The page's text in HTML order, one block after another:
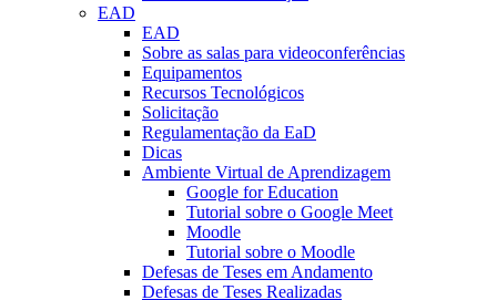
EAD
EAD
Sobre as salas para videoconferências
Equipamentos
Recursos Tecnológicos
Solicitação
Regulamentação da EaD
Dicas
Ambiente Virtual de Aprendizagem
Google for Education
Tutorial sobre o Google Meet
Moodle
Tutorial sobre o Moodle
Defesas de Teses em Andamento
Defesas de Teses Realizadas